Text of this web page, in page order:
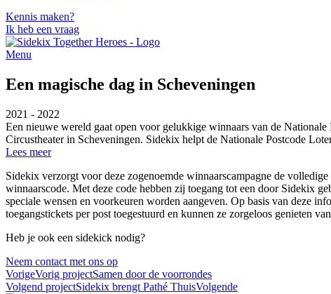
Kennis maken?
Ik heb een vraag
Menu
Een magische dag in Scheveningen
2021 - 2022
Een nieuwe wereld gaat open voor gelukkige winnaars van de
Circustheater in Scheveningen. Sidekix helpt de Nationale Postcode
Lees meer
Sidekix verzorgt voor deze zogenoemde winnaarscampagne de
winnaarscode. Met deze code hebben zij toegang tot een door Sidekix
speciale wensen en voorkeuren worden aangeven. Op basis van deze
toegangstickets per post toegestuurd en kunnen ze zorgeloos genieten
Heb je ook een sidekick nodig?
Neem contact met ons op
VorigeVorig projectSamen door de voorrondes
Volgend projectSidekix brengt Pathé ThuisVolgende